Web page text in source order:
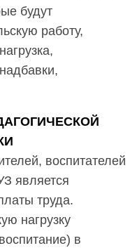
будут
работу,
воспитателей
является
труда.
нагрузку
в